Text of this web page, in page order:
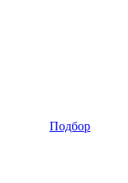
Подбор